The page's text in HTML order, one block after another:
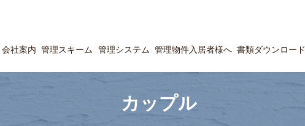
会社案内 管理スキーム 管理システム 管理物件入居者様へ 書類ダウンロード
カップル